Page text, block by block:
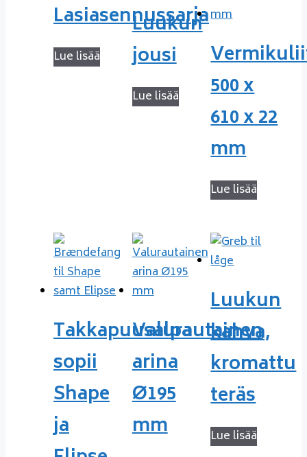
Lasiasennussarja
Lue lisää
Luukun
jousi
Lue lisää
500 x
610 x 22
mm
Lue lisää
Takkapuusalpa
sopii
Shape
ja
Valurautainen
arina
Ø195
mm
Luukun
kahva,
kromattu
teräs
Lue lisää